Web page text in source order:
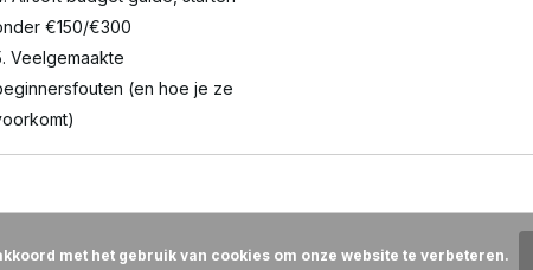
€150/€300
Veelgemaakte
(en hoe je ze
met het gebruik van cookies om onze website te verbeteren.